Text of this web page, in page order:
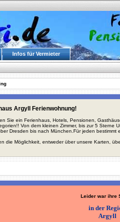
Infos für Vermieter
Argyll Ferienwohnung!
Sie ein Ferienhaus, Hotels, Pensionen,
Von dem kleinen Zimmer, bis zur 5 Sterne
Dresden bis nach München.Für jeden bestimmt
die Möglichkeit, entweder über unsere Karten,
Leider war ihre
in der
Argyll